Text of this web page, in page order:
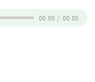
00:00 / 00:00